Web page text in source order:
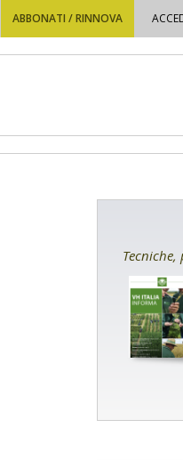
ABBONATI / RINNOVA